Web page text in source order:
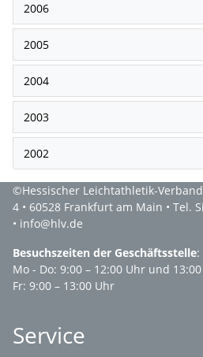
2006
2005
2004
2003
2002
©Hessischer Leichtathletik-Verband
4 • 60528 Frankfurt am Main • Tel.
• info@hlv.de
Besuchszeiten der Geschäftsstelle:
Mo - Do: 9:00 – 12:00 Uhr und
Fr: 9:00 – 13:00 Uhr
Service